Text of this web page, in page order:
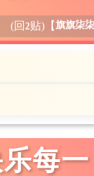
(回 2贴)【 旗旗柒柒
乐每